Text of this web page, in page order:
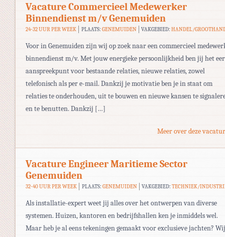
Vacature Commercieel Medewerker
Binnendienst m/v Genemuiden
24-32 UUR PER WEEK PLAATS: GENEMUIDEN VAKGEBIED:HANDEL/
Voor in Genemuiden zijn wij op zoek naar een commercieel
binnendienst m/v. Met jouw energieke persoonlijkheid ben jij het
aanspreekpunt voor bestaande relaties, nieuwe relaties, zowel
telefonisch als per e-mail. Dankzij je motivatie ben je in staat om
relaties te onderhouden, uit te bouwen en nieuwe kansen te
en te benutten. Dankzij […]
Meer over deze
Vacature Engineer Maritieme Sector
Genemuiden
32-40 UUR PER WEEK PLAATS: GENEMUIDEN VAKGEBIED:TECHNIEK/
Als installatie-expert weet jij alles over het ontwerpen van diverse
systemen. Huizen, kantoren en bedrijfshallen ken je inmiddels wel.
Maar heb je al eens tekeningen gemaakt voor exclusieve jachten? Wij